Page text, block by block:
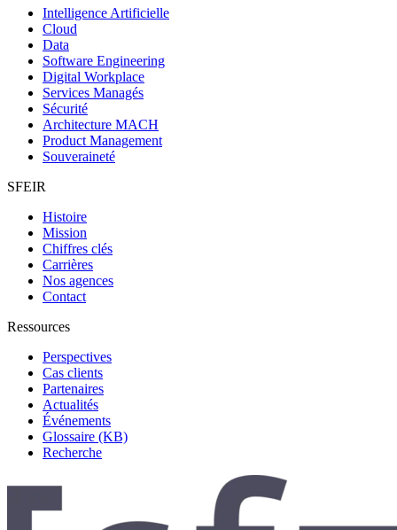
Intelligence Artificielle
Cloud
Data
Software Engineering
Digital Workplace
Services Managés
Sécurité
Architecture MACH
Product Management
Souveraineté
SFEIR
Histoire
Mission
Chiffres clés
Carrières
Nos agences
Contact
Ressources
Perspectives
Cas clients
Partenaires
Actualités
Événements
Glossaire (KB)
Recherche